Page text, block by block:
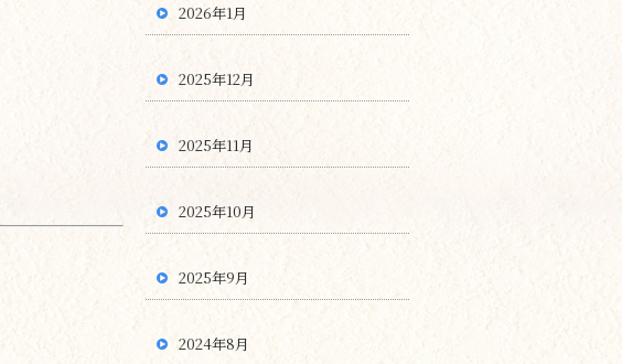
2026年1月
2025年12月
2025年11月
2025年10月
2025年9月
2024年8月